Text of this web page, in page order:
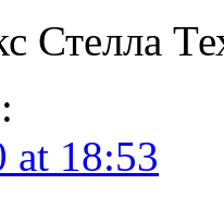
Стелла
at 18:53